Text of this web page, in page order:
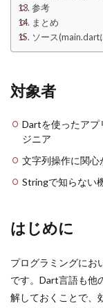
参考
まとめ
ソース(main.dart
対象者
Dartを使ったアプ
ジニア
文字列操作に関心
Stringで知らない
はじめに
プログラミングにお
です。Dart言語も他
解しておくことで、